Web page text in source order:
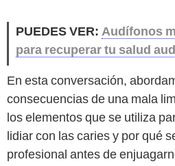
PUEDES VER: Audífonos
para recuperar tu salud
En esta conversación,
consecuencias de una mala
los elementos que se utiliza
lidiar con las caries y por qué
profesional antes de